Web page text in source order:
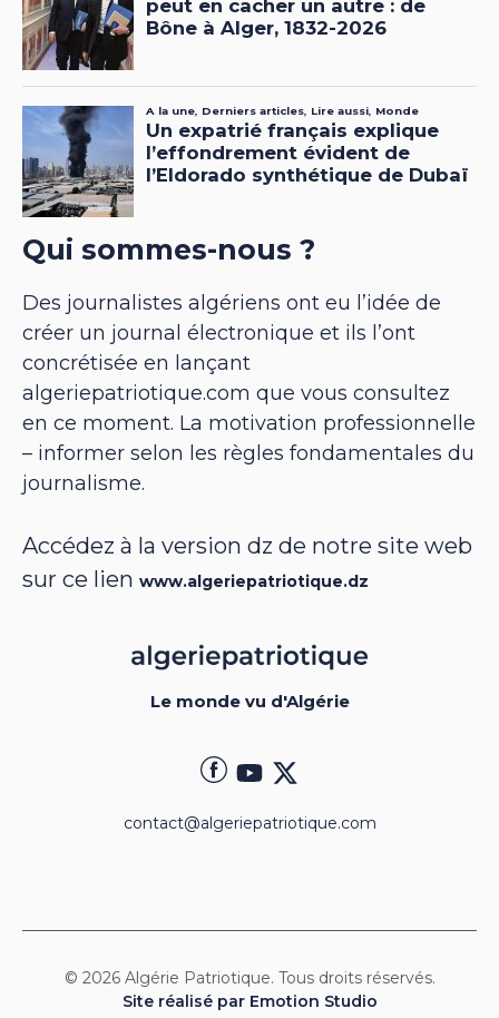
Qui sommes-nous ?
Des journalistes algériens ont eu l’idée de
créer un journal électronique et ils l’ont
concrétisée en lançant
algeriepatriotique.com que vous consultez
en ce moment. La motivation professionnelle
– informer selon les règles fondamentales du
journalisme.
Accédez à la version dz de notre site web
sur ce lien www.algeriepatriotique.dz
Le monde vu d'Algérie
contact@algeriepatriotique.com
© 2026 Algérie Patriotique. Tous droits réservés.
Site réalisé par Emotion Studio